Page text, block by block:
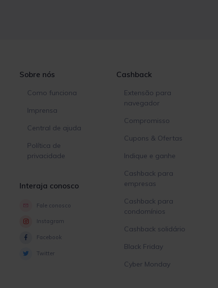
Sobre nós
Como funciona
Imprensa
Central de ajuda
Política de
privacidade
Interaja conosco
Fale conosco
Instagram
Facebook
Twitter
Cashback
Extensão para
navegador
Compromisso
Cupons & Ofertas
Indique e ganhe
Cashback para
empresas
Cashback para
condomínios
Cashback solidário
Black Friday
Cyber Monday